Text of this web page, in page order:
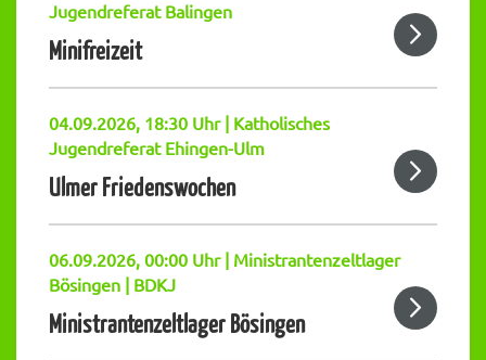
Jugendreferat Balingen
Minifreizeit
04.09.2026, 18:30 Uhr | Katholisches
Jugendreferat Ehingen-Ulm
Ulmer Friedenswochen
06.09.2026, 00:00 Uhr | Ministrantenzeltlager
Bösingen | BDKJ
Ministrantenzeltlager Bösingen